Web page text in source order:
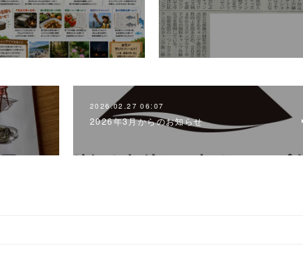
2026.02.27 06:07
2026年3月からのお知らせ